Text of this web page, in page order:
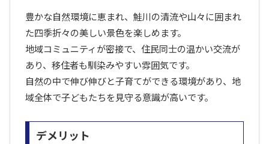
豊かな自然環境に恵まれ、鮭川の清流や山々に囲まれ
た四季折々の美しい景色を楽しめます。
地域コミュニティが密接で、住民同士の温かい交流が
あり、移住者も馴染みやすい雰囲気です。
自然の中で伸び伸びと子育てができる環境があり、地
域全体で子どもたちを見守る意識が高いです。
デメリット